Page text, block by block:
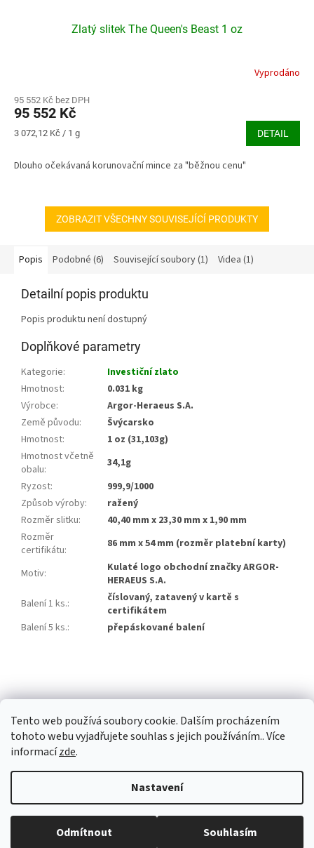
Tento web používá soubory cookie. Dalším procházením
tohoto webu vyjadřujete souhlas s jejich používáním.. Více
informacízde.
Nastavení
Odmítnout Souhlasím
Běžná otevírací doba: Pondělí: 8:30 - 16:00 Úterý: 9:00 -17:00 Středa: 8:30
Zlatý slitek The Queen's Beast 1 oz
Vyprodáno
95 552 Kč bez DPH
95 552 Kč
Měrná
3 072,12 Kč / 1 g DETAIL
Dlouho očekávaná korunovační mince za "běžnou cenu"
ZOBRAZIT VŠECHNY SOUVISEJÍCÍ PRODUKTY
Popis Podobné (6) Související soubory (1) Videa (1)
Detailní popis produktu
Popis produktu není dostupný
Doplňkové parametry
Kategorie:
Investiční zlato
Hmotnost:
0.031 kg
Výrobce:
Argor-Heraeus S.A.
Země původu:
Švýcarsko
Hmotnost:
1 oz (31,103g)
Hmotnost včetně
obalu:
34,1g
Ryzost:
999,9/1000
Způsob výroby:
ražený
Rozměr slitku:
40,40 mm x 23,30 mm x 1,90 mm
Rozměr
certifikátu: 86 mm x 54 mm (rozměr platební karty)
Motiv:
Kulaté logo obchodní značky ARGOR-
HERAEUS S.A.
Balení 1 ks.:
číslovaný, zatavený v kartě s
certifikátem
Balení 5 ks.: přepáskované balení
p
Copyright 2026Investiční zlato Praha. Všechna práva vyhrazena.
Upravit nastavení cookies